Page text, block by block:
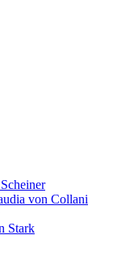
von Collani
Stark